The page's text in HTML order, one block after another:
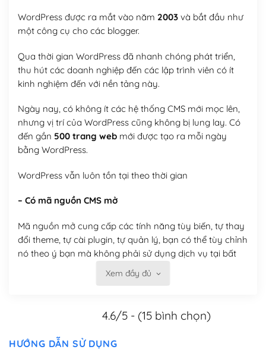
WordPress được ra mắt vào năm 2003và bắt đầu như
một công cụ cho các blogger.
Qua thời gian WordPress đã nhanh chóng phát triển,
thu hút các doanh nghiệp đến các lập trình viên có ít
kinh nghiệm đến với nền tảng này.
Ngày nay, có không ít các hệ thống CMS mới mọc lên,
nhưng vị trí của WordPress cũng không bị lung lay. Có
đến gần 500 trang webmới được tạo ra mỗi ngày
bằng WordPress.
WordPress vẫn luôn tồn tại theo thời gian
– Có mã nguồn CMS mở
Mã nguồn mở cung cấp các tính năng tùy biến, tự thay
đổi theme, tự cài plugin, tự quản lý, bạn có thể tùy chỉnh
nó theo ý bạn mà không phải sử dụng dịch vụ tại bất
Xem đầy đủ
4.6/5 - (15 bình chọn)
HƯỚNG DẪN SỬ DỤNG